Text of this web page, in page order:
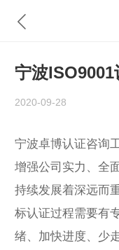
宁波
2020-09-28
宁波卓博认证咨询
增强公司实力、全
持续发展着深远而
标认证过程需要有
绪、加快进度、少